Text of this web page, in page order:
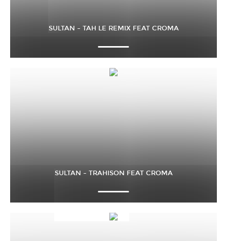
SULTAN – TAH LE REMIX FEAT CROMA
SULTAN – TRAHISON FEAT CROMA